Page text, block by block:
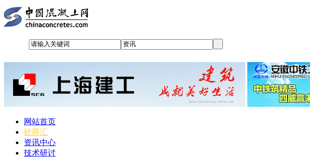
网站首页
砼商汇
资讯中心
技术研讨